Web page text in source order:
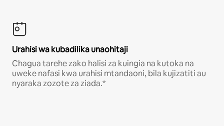
Urahisi wa kubadilika unaohitaji
Chagua tarehe zako halisi za kuingia na kutoka na
uweke nafasi kwa urahisi mtandaoni, bila kujizatiti au
nyaraka zozote za ziada.*